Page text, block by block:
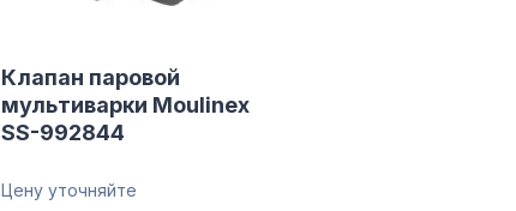
Клапан паровой
мультиварки Moulinex
SS-992844
Цену уточняйте